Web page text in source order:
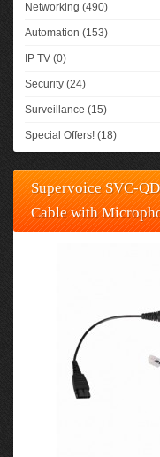
Networking (490)
Automation (153)
IP TV (0)
Security (24)
Surveillance (15)
Special Offers! (18)
Supervoice SVC-
Cable with